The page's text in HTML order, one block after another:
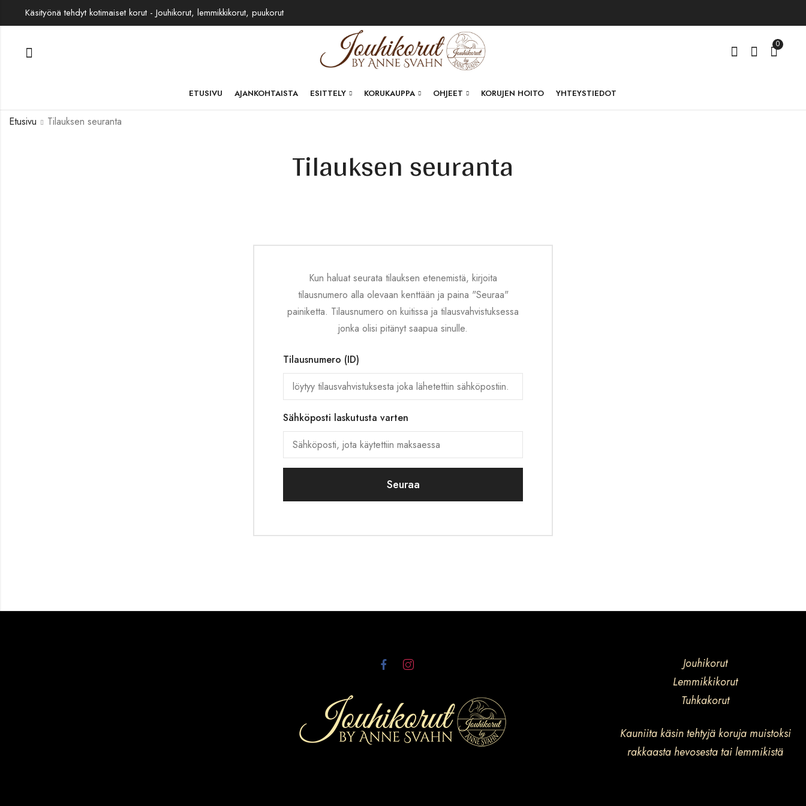
Käsityönä tehdyt kotimaiset korut - Jouhikorut, lemmikkikorut, puukorut
0
ETUSIVU AJANKOHTAISTA ESITTELY KORUKAUPPA OHJEET KORUJEN HOITO YHTEYSTIEDOT
Tilauksen seuranta
Etusivu Tilauksen seuranta
Kun haluat seurata tilauksen etenemistä, kirjoita
tilausnumero alla olevaan kenttään ja paina "Seuraa"
painiketta. Tilausnumero on kuitissa ja tilausvahvistuksessa
jonka olisi pitänyt saapua sinulle.
Tilausnumero (ID)
Sähköposti laskutusta varten
Seuraa
Jouhikorut
Lemmikkikorut
Tuhkakorut
Kauniita käsin tehtyjä koruja muistoksi
rakkaasta hevosesta tai lemmikistä